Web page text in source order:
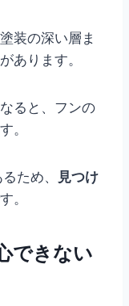
装の深い層ま
あります。
ると、フンの
。
ため、
見つけ
。
できない